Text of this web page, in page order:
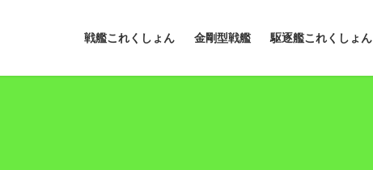
戦艦これくしょん 金剛型戦艦 駆逐艦これくしょん